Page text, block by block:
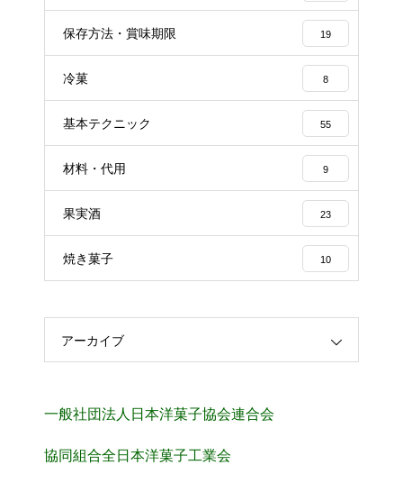
保存方法・賞味期限 19
冷菓 8
基本テクニック 55
材料・代用 9
果実酒 23
焼き菓子 10
アーカイブ
一般社団法人日本洋菓子協会連合会
協同組合全日本洋菓子工業会